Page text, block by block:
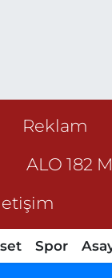
Reklam
ALO 182
Spor